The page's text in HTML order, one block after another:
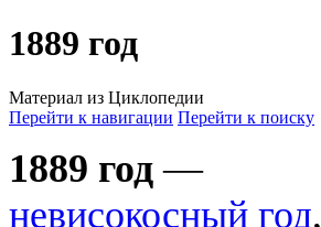
1889 год
Материал из Циклопедии
Перейти к навигации Перейти к поиску
1889 год —
невисокосный год,